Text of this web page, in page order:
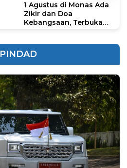
1 Agustus di Monas Ada
Zikir dan Doa
Kebangsaan, Terbuka
PINDAD